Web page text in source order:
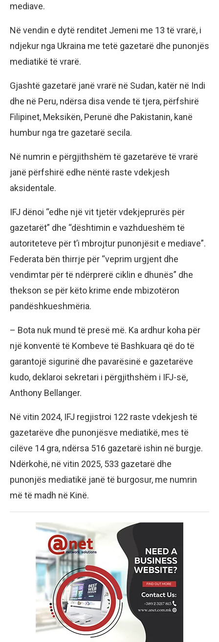
mediave.
Në vendin e dytë renditet Jemeni me 13 të vrarë, i
ndjekur nga Ukraina me tetë gazetarë dhe punonjës
mediatikë të vrarë.
Gjashtë gazetarë janë vrarë në Sudan, katër në Indi
dhe në Peru, ndërsa disa vende të tjera, përfshirë
Filipinet, Meksikën, Perunë dhe Pakistanin, kanë
humbur nga tre gazetarë secila.
Në numrin e përgjithshëm të gazetarëve të vrarë
janë përfshirë edhe nëntë raste vdekjesh
aksidentale.
IFJ dënoi “edhe një vit tjetër vdekjeprurës për
gazetarët” dhe “dështimin e vazhdueshëm të
autoriteteve për t’i mbrojtur punonjësit e mediave”.
Federata bën thirrje për “veprim urgjent dhe
vendimtar për të ndërprerë ciklin e dhunës” dhe
thekson se për këto krime ende mbizotëron
pandëshkueshmëria.
– Bota nuk mund të presë më. Ka ardhur koha për
një konventë të Kombeve të Bashkuara që do të
garantojë sigurinë dhe pavarësinë e gazetarëve
kudo, deklaroi sekretari i përgjithshëm i IFJ-së,
Anthony Bellanger.
Në vitin 2024, IFJ regjistroi 122 raste vdekjesh të
gazetarëve dhe punonjësve mediatikë, mes të
cilëve 14 gra, ndërsa 516 gazetarë ishin në burgje.
Ndërkohë, në vitin 2025, 533 gazetarë dhe
punonjës mediatikë janë të burgosur, me numrin
më të madh në Kinë.